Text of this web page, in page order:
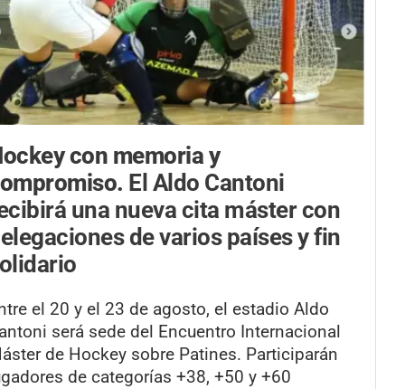
con memoria y
El Aldo Cantoni
una nueva cita máster con
de varios países y fin
el 20 y el 23 de agosto, el estadio Aldo
será sede del Encuentro Internacional
de Hockey sobre Patines. Participarán
de categorías +38, +50 y +60